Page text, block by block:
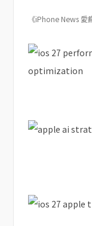
《iPhone News 愛